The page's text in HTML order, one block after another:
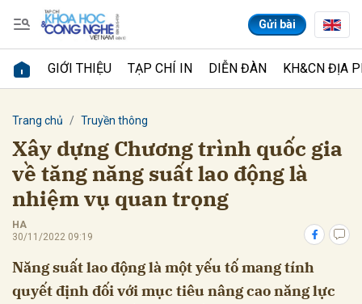
Gửi bài
GIỚI THIỆU TẠP CHÍ IN DIỄN ĐÀN KH&CN ĐỊA
Trang chủ Truyền thông
Xây dựng Chương trình quốc gia
về tăng năng suất lao động là
nhiệm vụ quan trọng
HA
30/11/2022 09:19
Năng suất lao động là một yếu tố mang tính
quyết định đối với mục tiêu nâng cao năng lực
Gửi bình luận
Hủy Gửi